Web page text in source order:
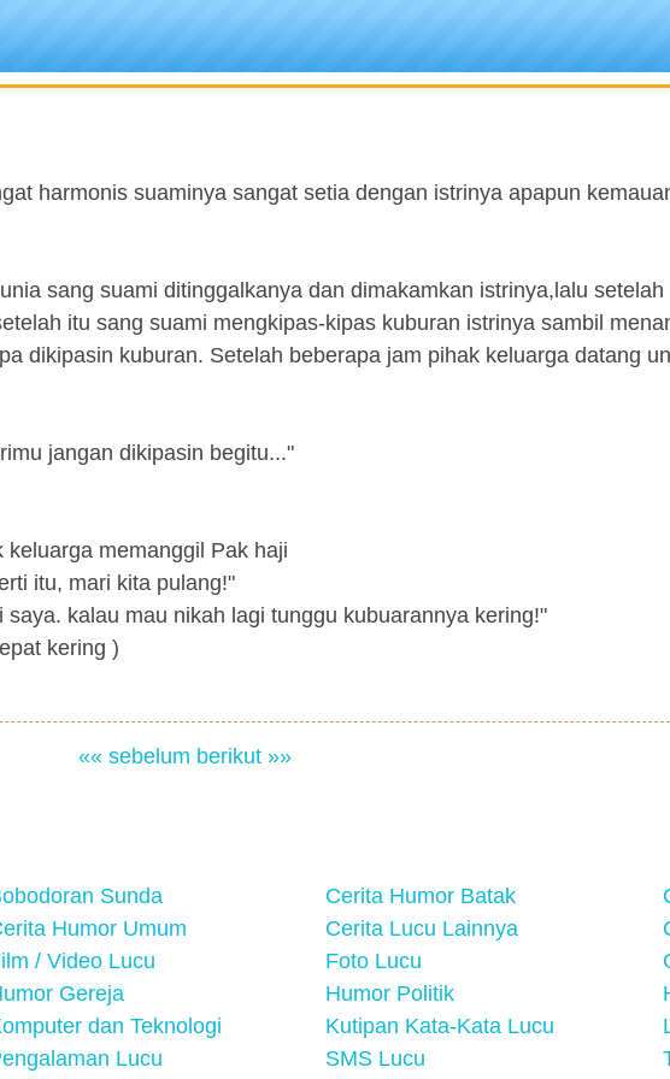
harmonis suaminya sangat setia dengan istrinya apapun
sang suami ditinggalkanya dan dimakamkan istrinya,lalu setelah
itu sang suami mengkipas-kipas kuburan istrinya sambil
dikipasin kuburan. Setelah beberapa jam pihak keluarga datang
jangan dikipasin begitu..."
memanggil Pak haji
itu, mari kita pulang!"
kalau mau nikah lagi tunggu kubuarannya kering!"
kering )
«« sebelum berikut »»
Sunda Cerita Humor Batak
Humor Umum Cerita Lucu Lainnya
/ Video Lucu Foto Lucu
Gereja Humor Politik
dan Teknologi Kutipan Kata-Kata Lucu
Lucu SMS Lucu